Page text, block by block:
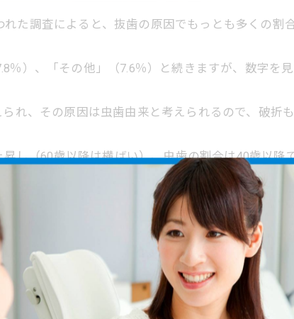
た調査によると、抜歯の原因でもっとも多くの割
％）、「その他」（7.6％）と続きますが、数字を
れ、その原因は虫歯由来と考えられるので、破折
し（60歳以降は横ばい）、虫歯の割合は40歳以
ためには、いくつになっても歯のケアをしっかり
で、歯周病に関する様々なお悩みごとに対応でき
悩みの方やマウスピース矯正などの矯正を試して
る